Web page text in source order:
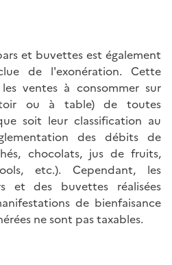
et buvettes est également
de l'exonération. Cette
ventes à consommer sur
ou à table) de toutes
soit leur classification au
des débits de
chocolats, jus de fruits,
etc.). Cependant, les
et des buvettes réalisées
de bienfaisance
ne sont pas taxables.